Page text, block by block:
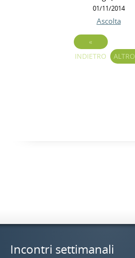
01/11/2014
Ascolta
«
INDIETRO
ALTRO
Incontri settimanali